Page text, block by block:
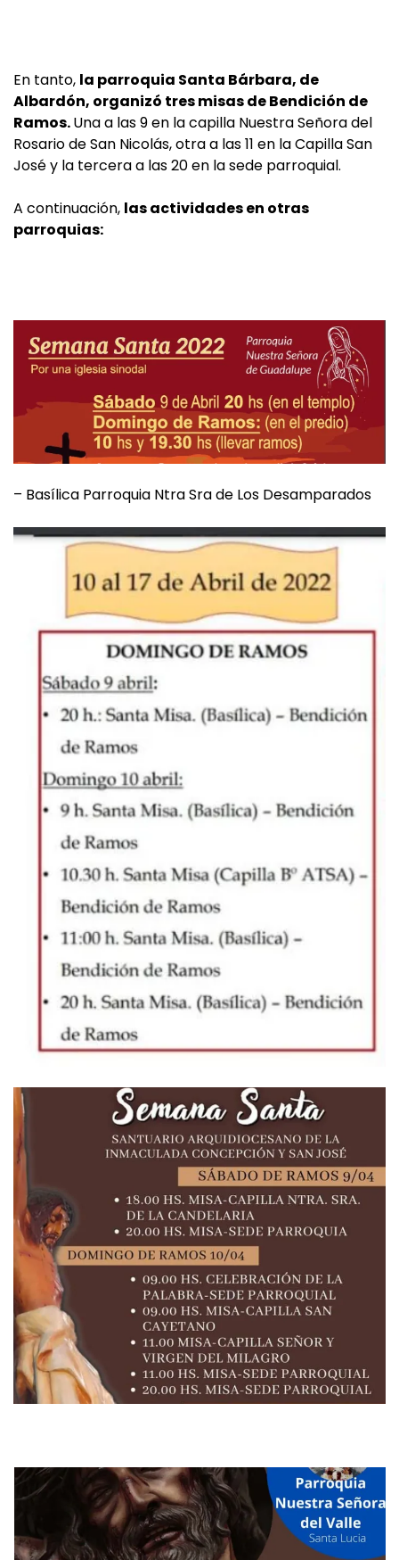
En tanto, la parroquia Santa Bárbara, de
Albardón, organizó tres misas de Bendición de
Ramos.Una a las 9 en la capilla Nuestra Señora del
Rosario de San Nicolás, otra a las 11 en la Capilla San
José y la tercera a las 20 en la sede parroquial.
A continuación, las actividades en otras
parroquias:
– Basílica Parroquia Ntra Sra de Los Desamparados